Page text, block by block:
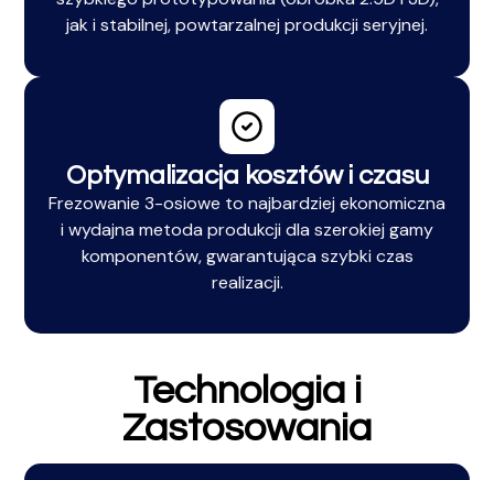
jak i stabilnej, powtarzalnej produkcji seryjnej.
Optymalizacja kosztów i czasu
Frezowanie 3-osiowe to najbardziej ekonomiczna
i wydajna metoda produkcji dla szerokiej gamy
komponentów, gwarantująca szybki czas
realizacji.
Technologia i
Zastosowania